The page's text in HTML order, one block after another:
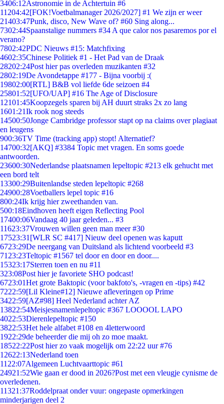
3406:12Astronomie in de Achtertuin #6
11204:42[FOK!Voetbalmanager 2026/2027] #1 We zijn er weer
21403:47Punk, disco, New Wave of? #60 Sing along...
7302:44Spaanstalige nummers #34 A que calor nos pasaremos por el
verano?
7802:42PDC Nieuws #15: Matchfixing
4602:35Chinese Politiek #1 - Het Pad van de Draak
28202:24Post hier pas overleden muzikanten #32
2802:19De Avondetappe #177 - Bijna voorbij :(
19802:00[RTL] B&B vol liefde 6de seizoen #4
25801:52[UFO/UAP] #16 The Age of Disclosure
12101:45Koopzegels sparen bij AH duurt straks 2x zo lang
1601:21Ik rook nog steeds
14500:50Jonge Cambridge professor stapt op na claims over plagiaat
en leugens
900:36TV Time (tracking app) stopt! Alternatief?
14700:32[AKQ] #3384 Topic met vragen. En soms goede
antwoorden.
23600:30Nederlandse plaatsnamen lepeltopic #213 elk gehucht met
een bord telt
13300:29Buitenlandse steden lepeltopic #268
24900:28Voetballers lepel topic #16
800:24Ik krijg hier zweethanden van.
500:18Eindhoven heeft eigen Reflecting Pool
17400:06Vandaag 40 jaar geleden... #3
11623:37Vrouwen willen geen man meer #30
17523:31 [WLR SC #417] Nieuw deel openen was kaputt
6723:29De neergang van Duitsland als lichtend voorbeeld #3
71 23:23Teltopic #1567 tel door en door en door....
15323:17Sterren toen en nu #11
323:08Post hier je favoriete SHO podcast!
6723:01Het grote Baktopic (voor bakfoto's, -vragen en -tips) #42
7222:59[Lil Kleine#12] Nieuwe afleveringen op Prime
3422:59[AZ#98] Heel Nederland achter AZ
13822:54Meisjesnamenlepeltopic #367 LOOOOL LAPO
4022:53Dierenlepeltopic #150
3822:53Het hele alfabet #108 en 4letterwoord
1922:29de beheerder die mij oh zo moe maakt.
18522:22Post hier zo vaak mogelijk om 22:22 uur #76
12622:13Nederland toen
11 22:07Algemeen Luchtvaarttopic #61
24921:52Wie gaan er dood in 2026?Post met een vleugje cynisme de
overledenen.
11321:37Roddelpraat onder vuur: ongepaste opmerkingen
minderjarigen deel 2